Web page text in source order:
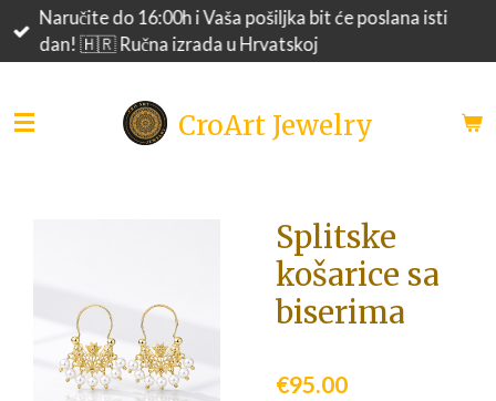
SkipNaručite do 16:00h i Vaša pošiljka bit će poslana isti
dan! 🇭🇷 Ručna izrada u Hrvatskoj
CroArt Jewelry
Splitske
košarice sa
biserima
€95.00